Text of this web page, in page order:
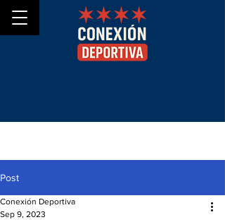
Post
Conexión Deportiva
Sep 9, 2023